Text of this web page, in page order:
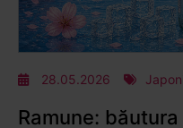
28.05.2026
Ramune: